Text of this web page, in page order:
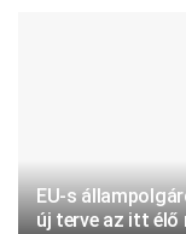
EU-s
új terve az itt élő